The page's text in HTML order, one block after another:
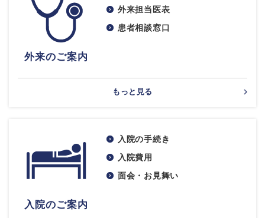
外来のご案内
外来担当医表
患者相談窓口
もっと見る
入院のご案内
入院の手続き
入院費用
面会・お見舞い